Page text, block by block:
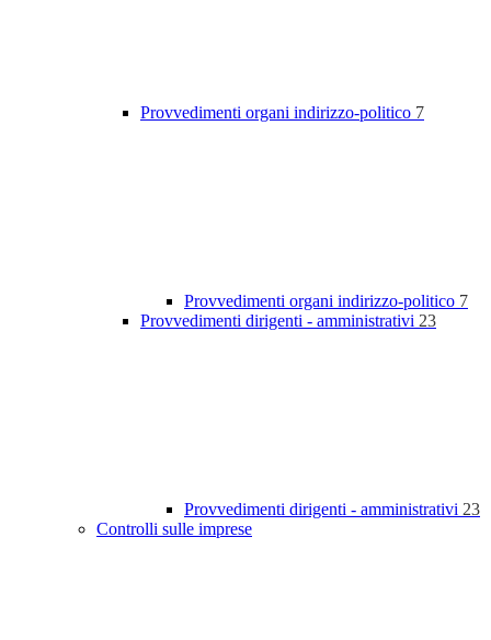
Provvedimenti organi indirizzo-politico 7
Provvedimenti organi indirizzo-politico 7
Provvedimenti dirigenti - amministrativi 23
Provvedimenti dirigenti - amministrativi 23
Controlli sulle imprese